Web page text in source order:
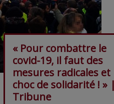
« Pour combattre le
covid-19, il faut des
mesures radicales et
choc de solidarité ! »
Tribune